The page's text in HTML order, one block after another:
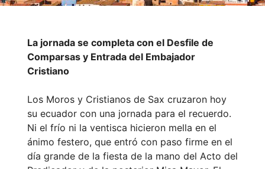
La jornada se completa con el Desfile de
Comparsas y Entrada del Embajador
Cristiano
Los Moros y Cristianos de Sax cruzaron hoy
su ecuador con una jornada para el recuerdo.
Ni el frío ni la ventisca hicieron mella en el
ánimo festero, que entró con paso firme en el
día grande de la fiesta de la mano del Acto del